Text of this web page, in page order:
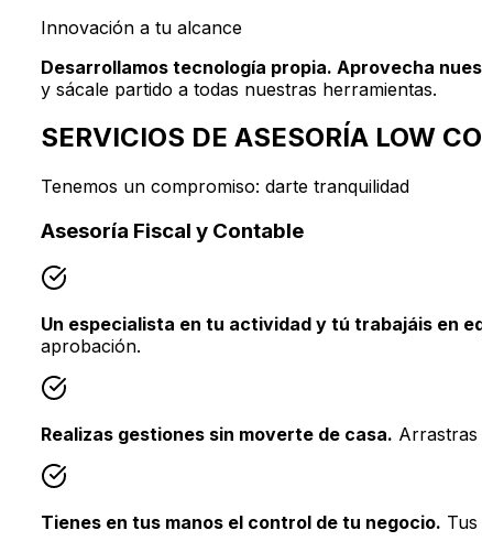
Innovación a tu alcance
Desarrollamos tecnología propia. Aprovecha
y sácale partido a todas nuestras herramientas.
SERVICIOS DE ASESORÍA LOW
Tenemos un compromiso: darte tranquilidad
Asesoría Fiscal y Contable
Un especialista en tu actividad y tú trabajáis en
aprobación.
Realizas gestiones sin moverte de casa.
Tienes en tus manos el control de tu negocio.